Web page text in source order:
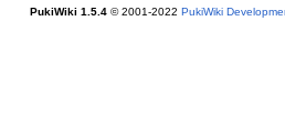
PukiWiki 1.5.4© 2001-2022 PukiWiki